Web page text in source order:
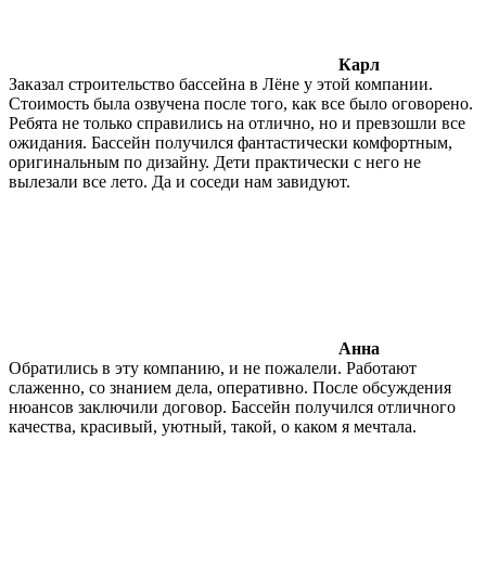
Карл
Заказал строительство бассейна в Лёне у этой компании.
Стоимость была озвучена после того, как все было оговорено.
Ребята не только справились на отлично, но и превзошли все
ожидания. Бассейн получился фантастически комфортным,
оригинальным по дизайну. Дети практически с него не
вылезали все лето. Да и соседи нам завидуют.
Анна
Обратились в эту компанию, и не пожалели. Работают
слаженно, со знанием дела, оперативно. После обсуждения
нюансов заключили договор. Бассейн получился отличного
качества, красивый, уютный, такой, о каком я мечтала.